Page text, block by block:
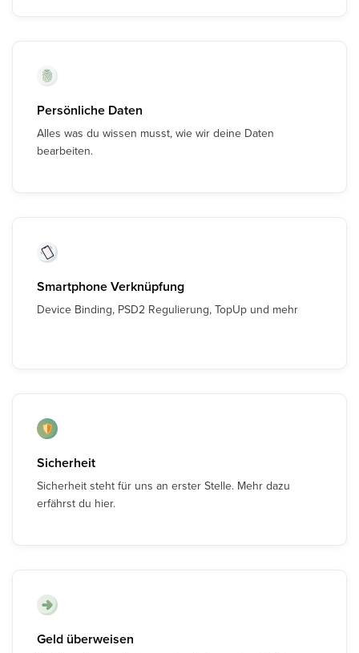
Persönliche Daten
Alles was du wissen musst, wie wir deine Daten
bearbeiten.
Smartphone Verknüpfung
Device Binding, PSD2 Regulierung, TopUp und mehr
Sicherheit
Sicherheit steht für uns an erster Stelle. Mehr dazu
erfährst du hier.
Geld überweisen